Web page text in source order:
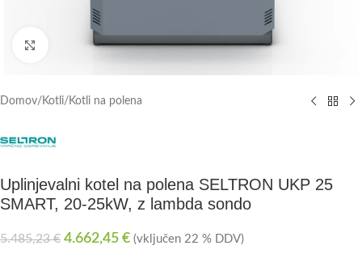
Click to enlarge
Domov/ Kotli/ Kotli na polena
Uplinjevalni kotel na polena SELTRON UKP 25
SMART, 20-25kW, z lambda sondo
5.485,23€ 4.662,45 € (vključen 22 % DDV)